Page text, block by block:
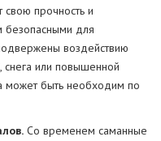
прочность и
безопасными для
воздействию
снега или повышенной
может быть необходим по
Со временем саманные